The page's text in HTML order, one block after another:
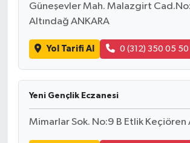
Güneşevler Mah. Malazgirt
Altındağ ANKARA
Yol Tarifi Al 0 (312) 350 05 50
Yeni Gençlik Eczanesi
Mimarlar Sok. No:9 B Etlik Keçiören